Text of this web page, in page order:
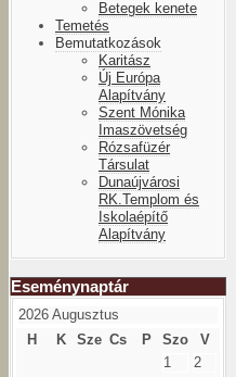
Betegek kenete
Temetés
Bemutatkozások
Karitász
Új Európa
Alapítvány
Szent Mónika
Imaszövetség
Rózsafüzér
Társulat
Dunaújvárosi
RK.Templom és
Iskolaépítő
Alapítvány
Eseménynaptár
2026 Augusztus
H
K Sze Cs P Szo
V
1
2